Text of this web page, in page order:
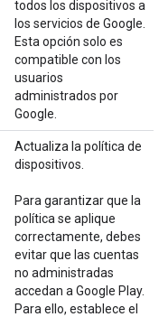
todos los dispositivos a
los servicios de Google.
Esta opción solo es
compatible con los
usuarios
administrados por
Google.
Actualiza la política de
dispositivos.
Para garantizar que la
política se aplique
correctamente, debes
evitar que las cuentas
no administradas
accedan a Google Play.
Para ello, establece el